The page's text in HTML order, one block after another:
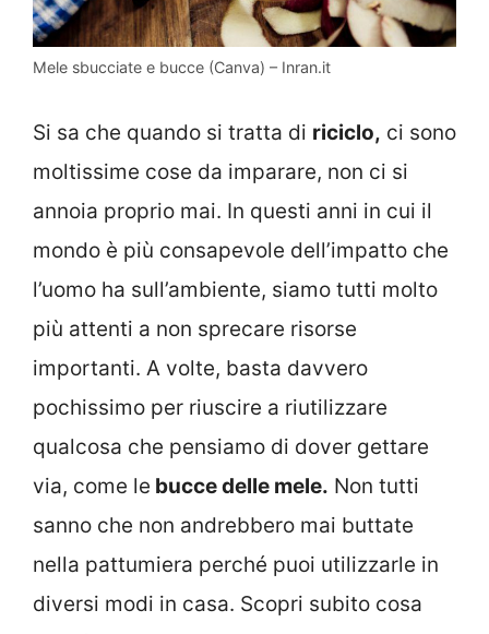
Mele sbucciate e bucce (Canva) – Inran.it
Si sa che quando si tratta di riciclo, ci sono
moltissime cose da imparare, non ci si
annoia proprio mai. In questi anni in cui il
mondo è più consapevole dell’impatto che
l’uomo ha sull’ambiente, siamo tutti molto
più attenti a non sprecare risorse
importanti. A volte, basta davvero
pochissimo per riuscire a riutilizzare
qualcosa che pensiamo di dover gettare
via, come le bucce delle mele. Non tutti
sanno che non andrebbero mai buttate
nella pattumiera perché puoi utilizzarle in
diversi modi in casa. Scopri subito cosa